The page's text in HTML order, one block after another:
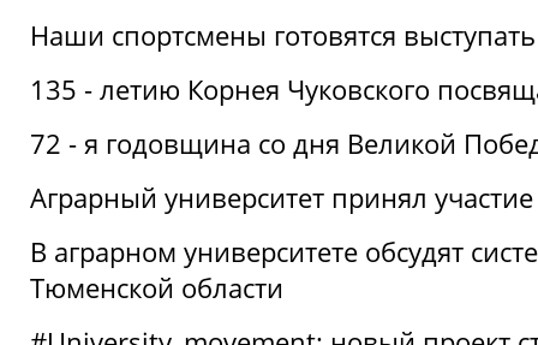
Наши спортсмены готовятся
135 - летию Корнея Чуковского
72 - я годовщина со дня Великой
Аграрный университет принял
В аграрном университете обсудят
Тюменской области